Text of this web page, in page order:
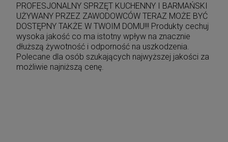
PROFESJONALNY SPRZĘT KUCHENNY I BARMAŃSKI
UŻYWANY PRZEZ ZAWODOWCÓW TERAZ MOŻE BYĆ
DOSTĘPNY TAKŻE W TWOIM DOMU!!! Produkty cechuj
wysoka jakość co ma istotny wpływ na znacznie
dłuższą żywotność i odporność na uszkodzenia.
Polecane dla osób szukających najwyższej jakości za
możliwie najniższą cenę.